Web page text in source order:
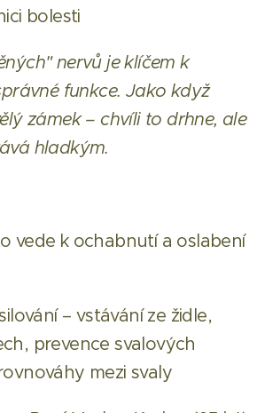
bolesti
nervů je klíčem k
funkce. Jako když
zámek – chvíli to drhne, ale
hladkým.
vede k ochabnutí a oslabení
– vstávání ze židle,
prevence svalových
mezi svaly